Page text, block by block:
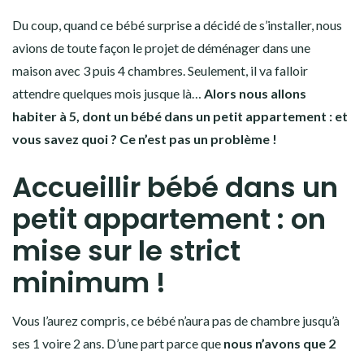
Du coup, quand ce bébé surprise a décidé de s’installer, nous
avions de toute façon le projet de déménager dans une
maison avec 3 puis 4 chambres. Seulement, il va falloir
attendre quelques mois jusque là… Alors nous allons
habiter à 5, dont un bébé dans un petit appartement : et
vous savez quoi ? Ce n’est pas un problème !
Accueillir bébé dans un
petit appartement : on
mise sur le strict
minimum !
Vous l’aurez compris, ce bébé n’aura pas de chambre jusqu’à
ses 1 voire 2 ans. D’une part parce que nous n’avons que 2